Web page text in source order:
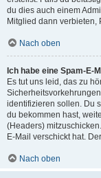
du dies auch einem
Mitglied dann verbieten,
Nach oben
Ich habe eine Spam-E-
Es tut uns leid, das zu
identifizieren sollen. Du
du bekommen hast,
(Headers)
E-Mail verschickt hat.
Nach oben